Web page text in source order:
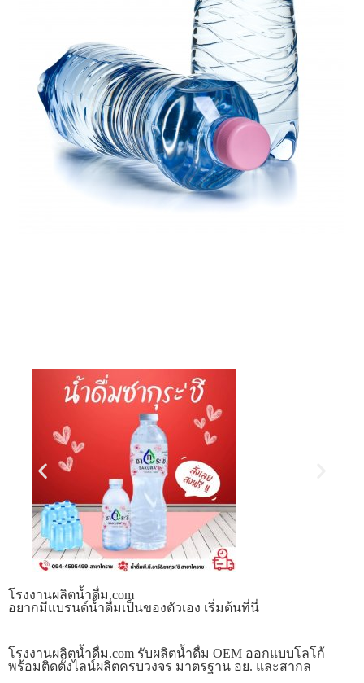
โรงงานผลิตน้ำดื่ม.com
อยากมีแบรนด์น้ำดื่มเป็นของตัวเอง เริ่มต้นที่นี่
โรงงานผลิตน้ำดื่ม.com รับผลิตน้ำดื่ม OEM ออกแบบโลโก้
พร้อมติดตั้งไลน์ผลิตครบวงจร มาตรฐาน อย. และสากล